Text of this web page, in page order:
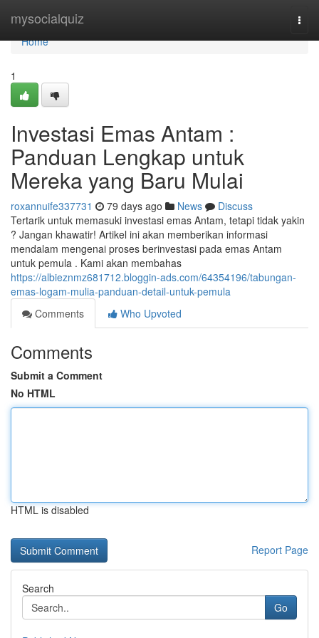
mysocialquiz
Home
Home
1
Investasi Emas Antam :
Panduan Lengkap untuk
Mereka yang Baru Mulai
roxannuife337731 79 days ago News
Discuss
Tertarik untuk memasuki investasi emas Antam, tetapi tidak yakin
? Jangan khawatir! Artikel ini akan memberikan informasi
mendalam mengenai proses berinvestasi pada emas Antam
untuk pemula . Kami akan membahas
https://albieznmz681712.bloggin-ads.com/64354196/tabungan-
emas-logam-mulia-panduan-detail-untuk-pemula
Comments
Who Upvoted
Comments
Submit a Comment
No HTML
HTML is disabled
Report Page
Search
Go